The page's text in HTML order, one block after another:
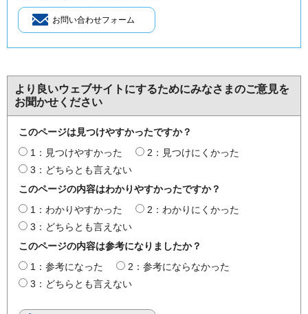
より良いウェブサイトにするためにみなさまのご意見を
お聞かせください
このページは見つけやすかったですか？
1：見つけやすかった
2：見つけにくかった
3：どちらとも言えない
このページの内容はわかりやすかったですか？
1：わかりやすかった
2：わかりにくかった
3：どちらとも言えない
このページの内容は参考になりましたか？
1：参考になった
2：参考にならなかった
3：どちらとも言えない